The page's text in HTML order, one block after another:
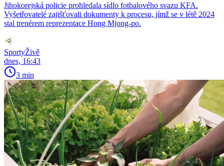
Jihokorejská policie prohledala sídlo fotbalového svazu KFA.
Vyšetřovatelé zajišťovali dokumenty k procesu, jímž se v létě 2024
stal trenérem reprezentace Hong Mjong-po.
SportyŽivě
dnes, 16:43
3 min